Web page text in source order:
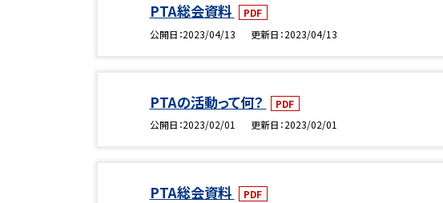
PTA総会資料
PDF
公開日 2023/04/13 更新日 2023/04/13
PTAの活動って何？
PDF
公開日 2023/02/01 更新日 2023/02/01
PTA総会資料
PDF